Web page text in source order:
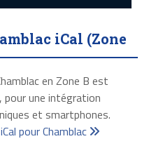
iCal (Zone
en Zone B est
pour une intégration
et smartphones.
pour Chamblac